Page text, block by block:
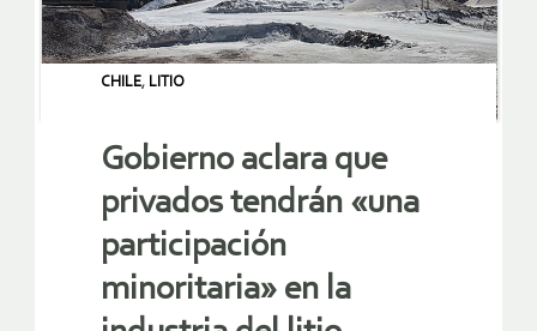
CHILE, LITIO
Gobierno aclara que
privados tendrán «una
participación
minoritaria» en la